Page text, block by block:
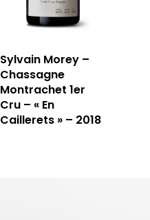
Sylvain Morey –
Chassagne
Montrachet 1er
Cru – « En
Caillerets » – 2018